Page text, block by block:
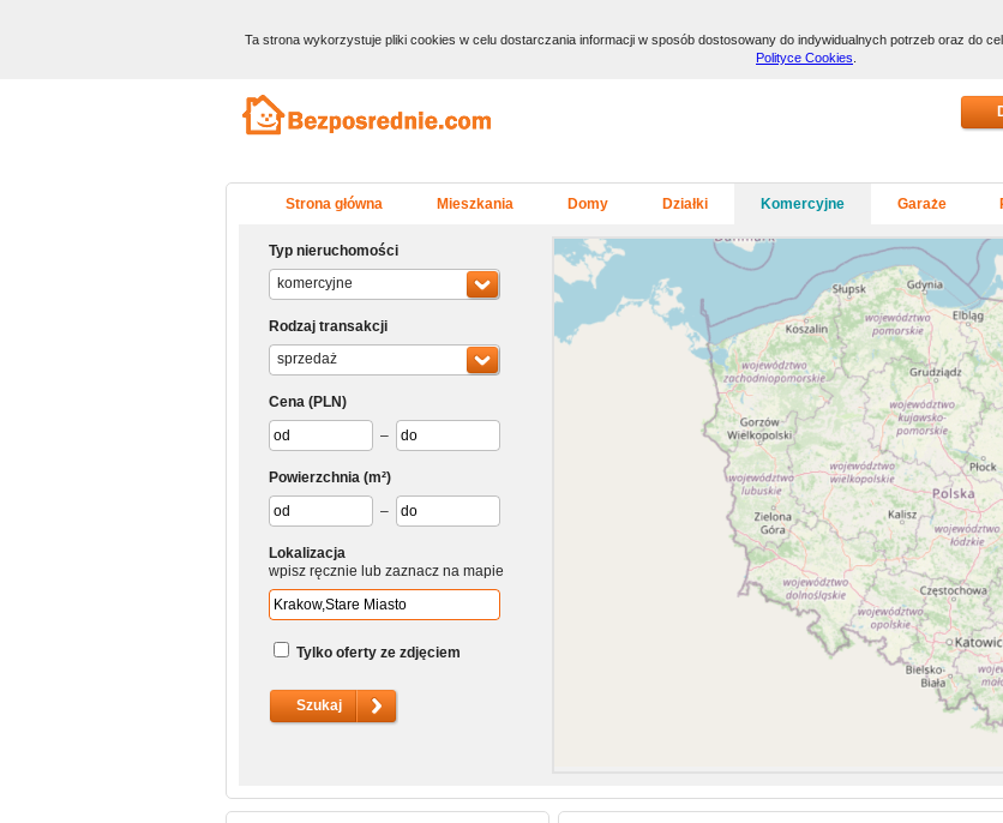
Ta strona wykorzystuje pliki cookies w celu dostarczania informacji w sposób dostosowany do indywidualnych potrzeb oraz do
Polityce Cookies
Strona główna Mieszkania Domy Działki Komercyjne Garaże
Typ nieruchomości
komercyjne
Rodzaj transakcji
sprzedaż
Cena (PLN)
–
Powierzchnia (m²)
–
Lokalizacja
wpisz ręcznie lub zaznacz na mapie
Tylko oferty ze zdjęciem